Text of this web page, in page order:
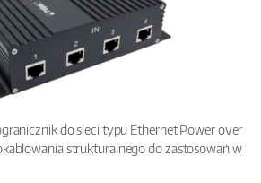
do sieci typu Ethernet Power over
strukturalnego do zastosowań w